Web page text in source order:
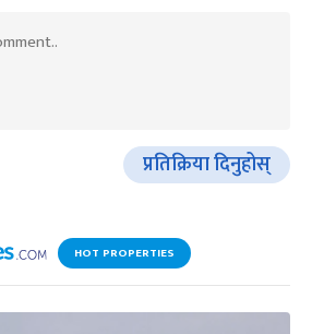
प्रतिक्रिया दिनुहोस्
HOT PROPERTIES